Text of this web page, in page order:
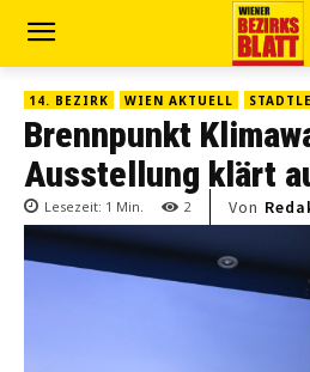
14. BEZIRK WIEN AKTUELL
Brennpunkt
Ausstellung klärt
Lesezeit: 1 Min. 2 Von